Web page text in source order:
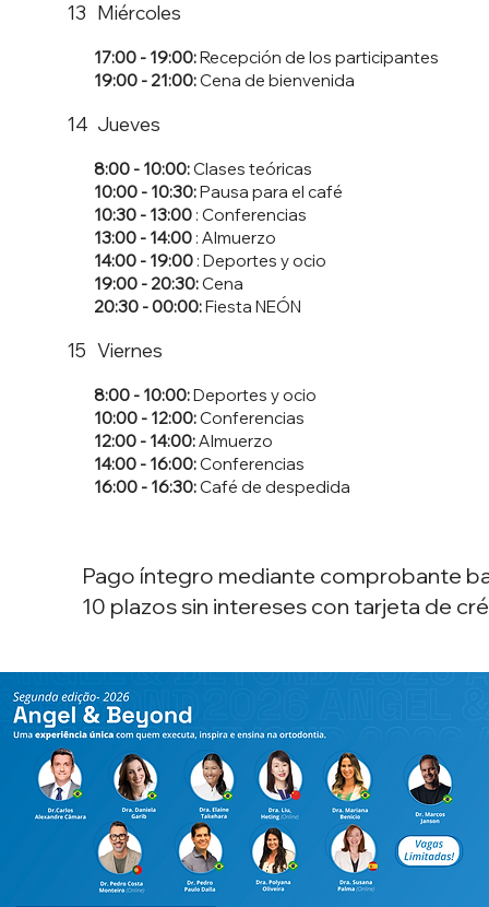
13 Miércoles
17:00 - 19:00:Recepción de los participantes
19:00 - 21:00:Cena de bienvenida
14 Jueves
8:00 - 10:00:Clases teóricas
10:00 - 10:30:Pausa para el café
10:30 - 13:00: Conferencias
13:00 - 14:00: Almuerzo
14:00 - 19:00: Deportes y ocio
19:00 - 20:30:Cena
20:30 - 00:00:Fiesta NEÓN
15 Viernes
8:00 - 10:00:Deportes y ocio
10:00 - 12:00:Conferencias
12:00 - 14:00:Almuerzo
14:00 - 16:00:Conferencias
16:00 - 16:30:Café de despedida
Pago íntegro mediante comprobante
10 plazos sin intereses con tarjeta de